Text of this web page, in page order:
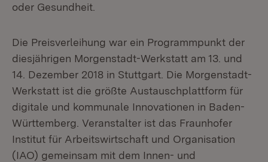
oder Gesundheit.
Die Preisverleihung war ein Programmpunkt der
diesjährigen Morgenstadt-Werkstatt am 13. und
14. Dezember 2018 in Stuttgart. Die Morgenstadt-
Werkstatt ist die größte Austauschplattform für
digitale und kommunale Innovationen in Baden-
Württemberg. Veranstalter ist das Fraunhofer
Institut für Arbeitswirtschaft und Organisation
(IAO) gemeinsam mit dem Innen- und